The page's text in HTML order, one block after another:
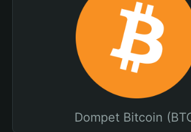
Dompet Bitcoin